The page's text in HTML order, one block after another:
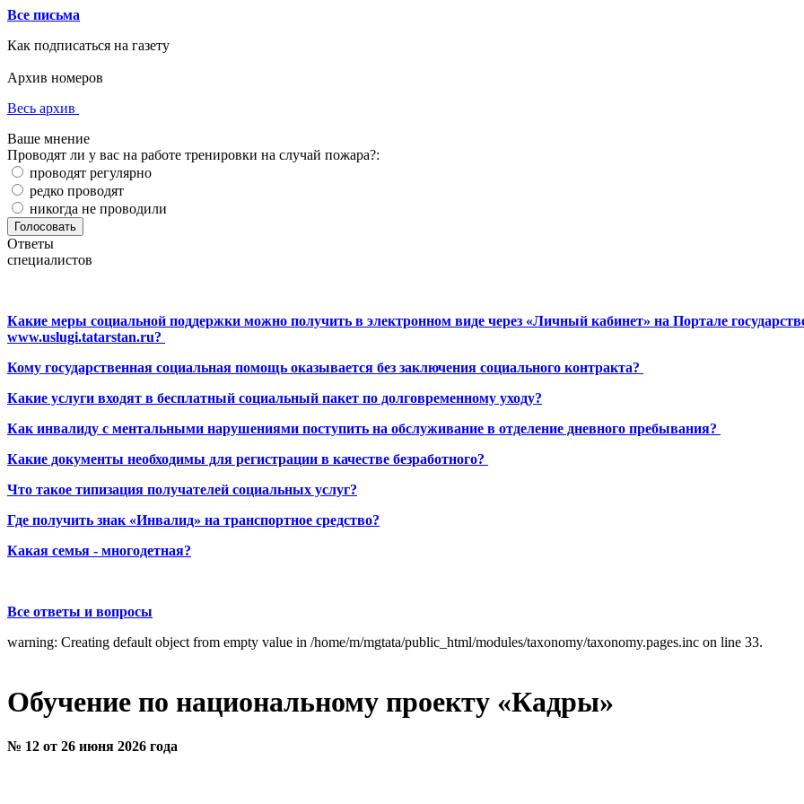
Все письма
Как подписаться на газету
Архив номеров
Весь архив
Ваше мнение
Проводят ли у вас на работе тренировки на случай пожара?:
проводят регулярно
редко проводят
никогда не проводили
Ответы
специалистов
Какие меры социальной поддержки можно получить в электронном виде через «Личный кабинет» на Портале
www.uslugi.tatarstan.ru?
Кому государственная социальная помощь оказывается без заключения социального контракта?
Какие услуги входят в бесплатный социальный пакет по долговременному уходу?
Как инвалиду с ментальными нарушениями поступить на обслуживание в отделение дневного пребывания?
Какие документы необходимы для регистрации в качестве безработного?
Что такое типизация получателей социальных услуг?
Где получить знак «Инвалид» на транспортное средство?
Какая семья - многодетная?
Все ответы и вопросы
warning: Creating default object from empty value in /home/m/mgtata/public_html/modules/taxonomy/taxonomy.pages.inc on line 33.
Обучение по национальному проекту «Кадры»
№ 12 от 26 июня 2026 года